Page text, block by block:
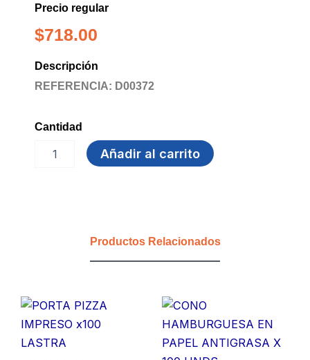
Precio regular
$718.00
Descripción
REFERENCIA: D00372
Cantidad
CONTENEDOR Añadir al carrito
Productos Relacionados